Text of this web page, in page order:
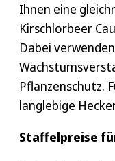
Ihnen eine
Kirschlorbeer
Dabei
Pflanzenschutz.
langlebige
Staffelpreise